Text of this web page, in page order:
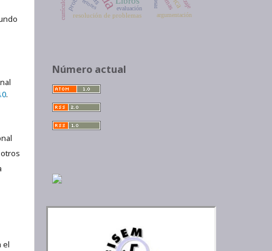
.
otros
el
resolución de problemas
errores
argumentación
evaluación
currículo
Número actual